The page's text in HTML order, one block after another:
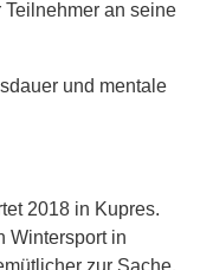
an seine
und mentale
2018 in Kupres.
Wintersport in